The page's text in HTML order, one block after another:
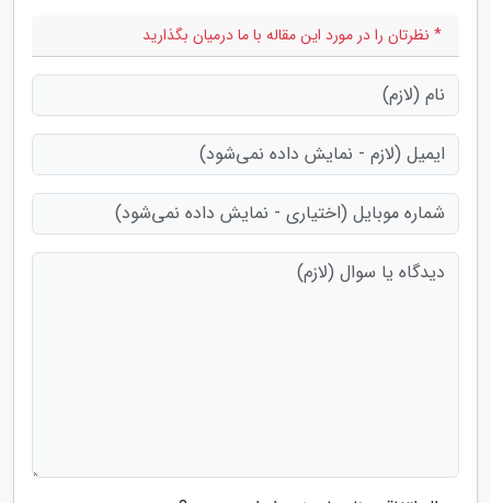
* نظرتان را در مورد این مقاله با ما درمیان بگذارید